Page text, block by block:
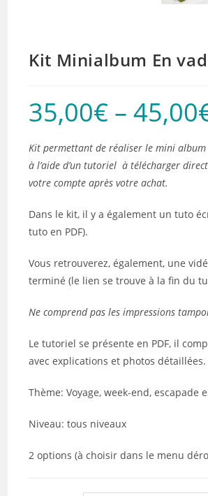
Kit Minialbum En
35,00€ –45,00
Kit permettant de réaliser le mini album
à l’aide d’un tutoriel à télécharger
votre compte après votre achat.
Dans le kit, il y a également un tuto
tuto en PDF).
Vous retrouverez, également, une
terminé (le lien se trouve à la fin du
Ne comprend pas les impressions
Le tutoriel se présente en PDF, il
avec explications et photos détaillées.
Thème: Voyage, week-end, escapade
Niveau: tous niveaux
2 options (à choisir dans le menu